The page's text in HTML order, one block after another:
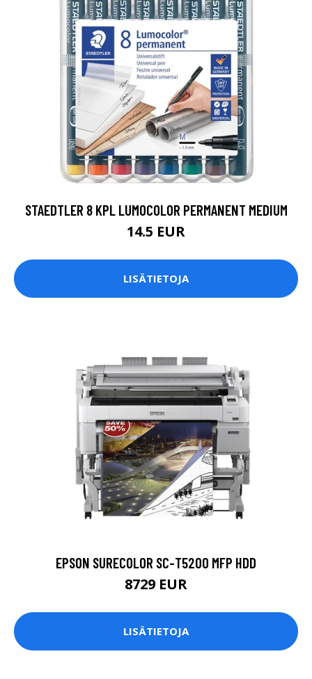
STAEDTLER 8 KPL LUMOCOLOR PERMANENT MEDIUM
14.5 EUR
LISÄTIETOJA
EPSON SURECOLOR SC-T5200 MFP HDD
8729 EUR
LISÄTIETOJA